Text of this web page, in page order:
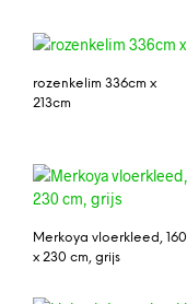
rozenkelim 336cm x
213cm
Merkoya vloerkleed, 160
x 230 cm, grijs